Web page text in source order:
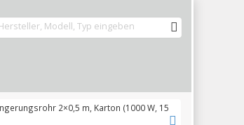
2×0,5 m, Karton (1000 W, 15